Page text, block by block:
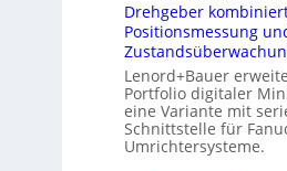
k
o
n
f
i
g
u
e
n
R
a
s
p
b
i
i
e
r
t
Drehgeber
Positionsmessung
Lenord+Bauer
Portfolio digitaler
eine Variante mit
Schnittstelle für
Umrichtersysteme.